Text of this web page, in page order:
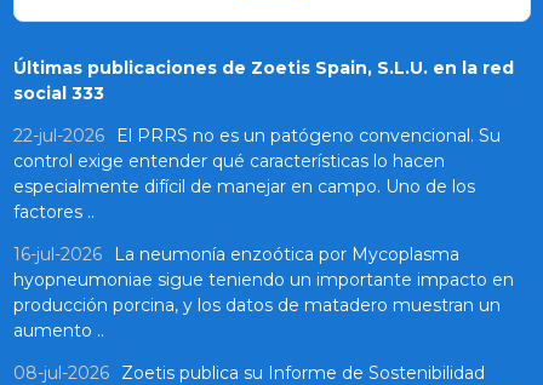
Últimas publicaciones de Zoetis Spain, S.L.U. en la red
social 333
22-jul-2026
El PRRS no es un patógeno convencional. Su
control exige entender qué características lo hacen
especialmente difícil de manejar en campo. Uno de los
factores ..
16-jul-2026
La neumonía enzoótica por Mycoplasma
hyopneumoniae sigue teniendo un importante impacto en
producción porcina, y los datos de matadero muestran un
aumento ..
08-jul-2026
Zoetis publica su Informe de Sostenibilidad